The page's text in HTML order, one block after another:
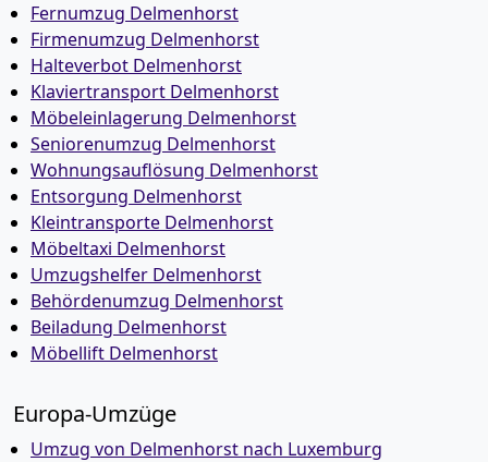
Fernumzug Delmenhorst
Firmenumzug Delmenhorst
Halteverbot Delmenhorst
Klaviertransport Delmenhorst
Möbeleinlagerung Delmenhorst
Seniorenumzug Delmenhorst
Wohnungsauflösung Delmenhorst
Entsorgung Delmenhorst
Kleintransporte Delmenhorst
Möbeltaxi Delmenhorst
Umzugshelfer Delmenhorst
Behördenumzug Delmenhorst
Beiladung Delmenhorst
Möbellift Delmenhorst
Europa-Umzüge
Umzug von Delmenhorst nach Luxemburg